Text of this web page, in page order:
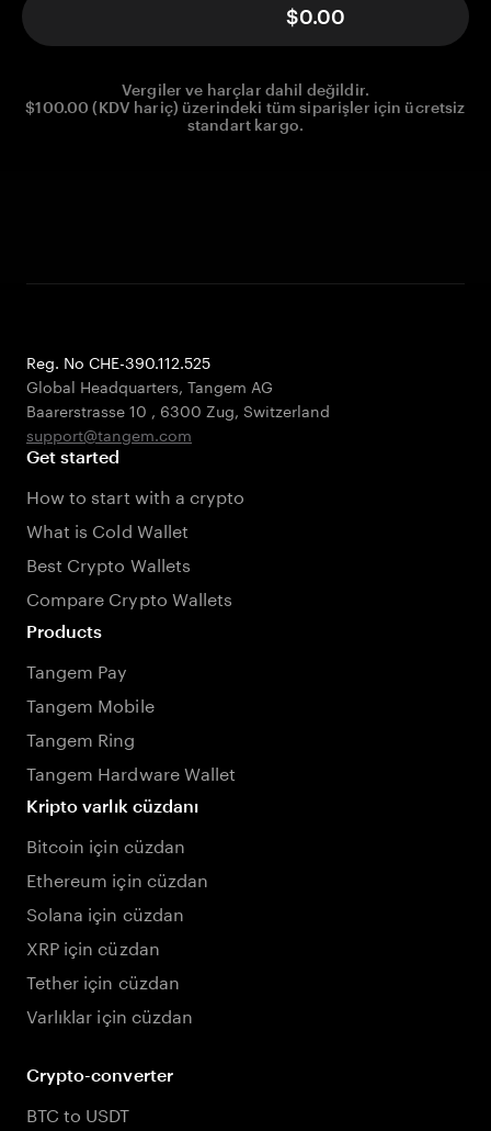
$0.00
Vergiler ve harçlar dahil değildir.
$100.00 (KDV hariç) üzerindeki tüm siparişler için ücretsiz
standart kargo.
Reg. No CHE-390.112.525
Global Headquarters, Tangem AG
Baarerstrasse 10 , 6300 Zug, Switzerland
support@tangem.com
Get started
How to start with a crypto
What is Cold Wallet
Best Crypto Wallets
Compare Crypto Wallets
Products
Tangem Pay
Tangem Mobile
Tangem Ring
Tangem Hardware Wallet
Kripto varlık cüzdanı
Bitcoin için cüzdan
Ethereum için cüzdan
Solana için cüzdan
XRP için cüzdan
Tether için cüzdan
Varlıklar için cüzdan
Crypto-converter
BTC to USDT